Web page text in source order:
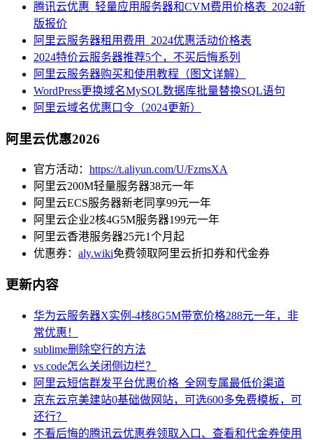
腾讯云优惠_轻量应用服务器和CVM费用价格表_2024新
版报价
阿里云服务器租用费用_2024优惠活动价格表
2024特价云服务器推荐5个，不买后悔系列
阿里云服务器购买和使用教程（图文详解）
WordPress更换域名MySQL数据库批量替换SQL语句
阿里云域名优惠口令（2024更新）
阿里云优惠2026
官方活动： https://t.aliyun.com/U/FzmsXA
阿里云200M轻量服务器38元一年
阿里云ECS服务器新老同享99元一年
阿里云企业2核4G5M服务器199元一年
阿里云香港服务器25元1个月起
优惠券： aly.wiki免费领取阿里云折扣券和代金券
更新内容
华为云服务器X实例-4核8G5M带宽价格288元一年，非
常优惠！
sublime删除空行的方法
vs code怎么关闭侧边栏？
阿里云短信群发平台优惠价格_全网专属最低价渠道
京东云京美建站0基础做网站，可选600多免费模板，可
还行？
不看后悔的腾讯云优惠券领取入口、查看和代金券使用